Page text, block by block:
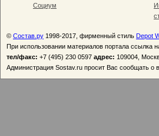
Социум
© Состав.ру 1998-2017, фирменный стиль Depot
При использовании материалов портала ссылка
тел/факс: +7 (495) 230 0597 адрес: 109004,
Администрация Sostav.ru просит Вас сообщать о